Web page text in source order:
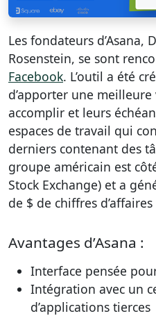
Les fondateurs d’Asana,
Rosenstein, se sont
Facebook. L’outil a été
d’apporter une
accomplir et leurs
espaces de travail qui
derniers contenant des
groupe américain est
Stock Exchange) et a
de $ de chiffres
Avantages d’Asana :
Interface pensée
Intégration avec un
d’applications tierces